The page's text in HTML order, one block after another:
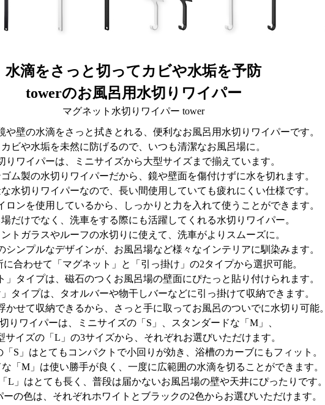
水滴をさっと切ってカビや水垢を予防
towerのお風呂用水切りワイパー
マグネット水切りワイパー tower
や壁の水滴をさっと拭きとれる、便利なお風呂用水切りワイパーです。
カビや水垢を未然に防げるので、いつも清潔なお風呂場に。
りワイパーは、ミニサイズから大型サイズまで揃えています。
ム製の水切りワイパーだから、鏡や壁面を傷付けずに水を切れます。
水切りワイパーなので、長い間使用していても疲れにくい仕様です。
ロンを使用しているから、しっかりと力を入れて使うことができます。
だけでなく、洗車をする際にも活躍してくれる水切りワイパー。
トガラスやルーフの水切りに使えて、洗車がよりスムーズに。
シンプルなデザインが、お風呂場など様々なインテリアに馴染みます。
に合わせて「マグネット」と「引っ掛け」の2タイプから選択可能。
」タイプは、磁石のつくお風呂場の壁面にぴたっと貼り付けられます。
」タイプは、タオルバーや物干しバーなどに引っ掛けて収納できます。
かせて収納できるから、さっと手に取ってお風呂のついでに水切り可能。
りワイパーは、ミニサイズの「S」、スタンダードな「M」、
サイズの「L」の3サイズから、それぞれお選びいただけます。
「S」はとてもコンパクトで小回りが効き、浴槽のカーブにもフィット。
「M」は使い勝手が良く、一度に広範囲の水滴を切ることができます。
L」はとても長く、普段は届かないお風呂場の壁や天井にぴったりです。
ーの色は、それぞれホワイトとブラックの2色からお選びいただけます。